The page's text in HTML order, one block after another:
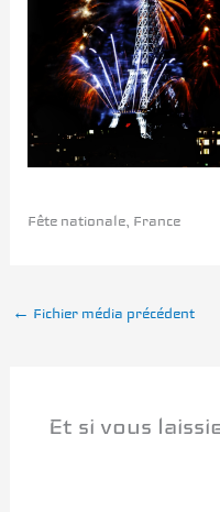
Fête nationale, France
← Fichier média précédent
Et si vous